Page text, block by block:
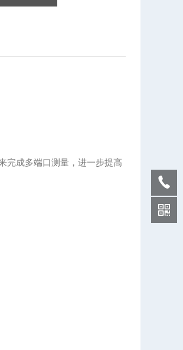
完成多端口测量，进一步提高